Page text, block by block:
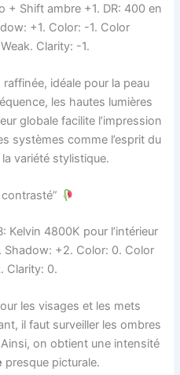
+ Shift ambre +1. DR: 400 en
+1. Color: -1. Color
Clarity: -1.
idéale pour la peau
les hautes lumières
globale facilite l’impression
systèmes comme l’esprit du
variété stylistique.
Kelvin 4800K pour l’intérieur
Shadow: +2. Color: 0. Color
Clarity: 0.
les visages et les mets
il faut surveiller les ombres
on obtient une intensité
presque picturale.